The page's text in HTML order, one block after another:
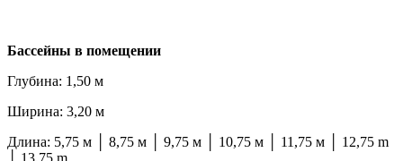
Бассейны в помещении
Глубина: 1,50 м
Ширина: 3,20 м
Длина: 5,75 м │ 8,75 м │ 9,75 м │ 10,75 м │ 11,75 м │ 12,75 m